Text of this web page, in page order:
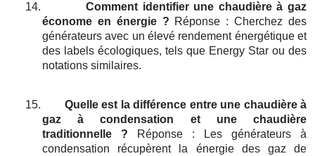
14.
Comment identifier une chaudière à gaz
économe en énergie ? Réponse : Cherchez des
générateurs avec un élevé rendement énergétique et
des labels écologiques, tels que Energy Star ou des
notations similaires.
15.
Quelle est la différence entre une chaudière à
gaz à condensation et une chaudière
traditionnelle ? Réponse : Les générateurs à
condensation récupèrent la énergie des gaz de